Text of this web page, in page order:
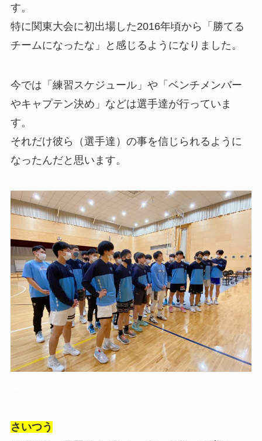
す。
特に関東大会に初出場した2016年頃から「勝てる
チームになったな」と感じるようになりました。
今では「練習スケジュール」や「ベンチメンバー
やキャプテン決め」などは選手達が行っていま
す。
それだけ彼ら（選手達）の事を信じられるように
なったんだと思います。
さいつう